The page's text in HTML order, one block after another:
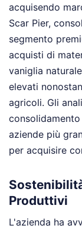
acquisendo
Scar Pier,
segmento
acquisti di
vaniglia
elevati
agricoli. Gli
aziende più
per acquisire
Produttivi
L'azienda ha